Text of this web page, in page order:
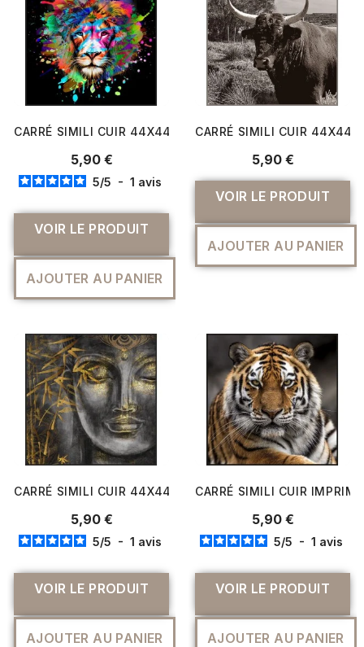
CARRÉ SIMILI CUIR 44X44 CM TÊTE DE LION
5,90 €
5/5 - 1 avis
VOIR LE PRODUIT
AJOUTER AU PANIER
CARRÉ SIMILI CUIR 44X44
5,90 €
VOIR LE PRODUIT
AJOUTER AU PANIER
CARRÉ SIMILI CUIR 44X44 CM ZEN
5,90 €
5/5 - 1 avis
VOIR LE PRODUIT
AJOUTER AU PANIER
CARRÉ SIMILI CUIR
5,90 €
5/5 - 1 avis
VOIR LE PRODUIT
AJOUTER AU PANIER